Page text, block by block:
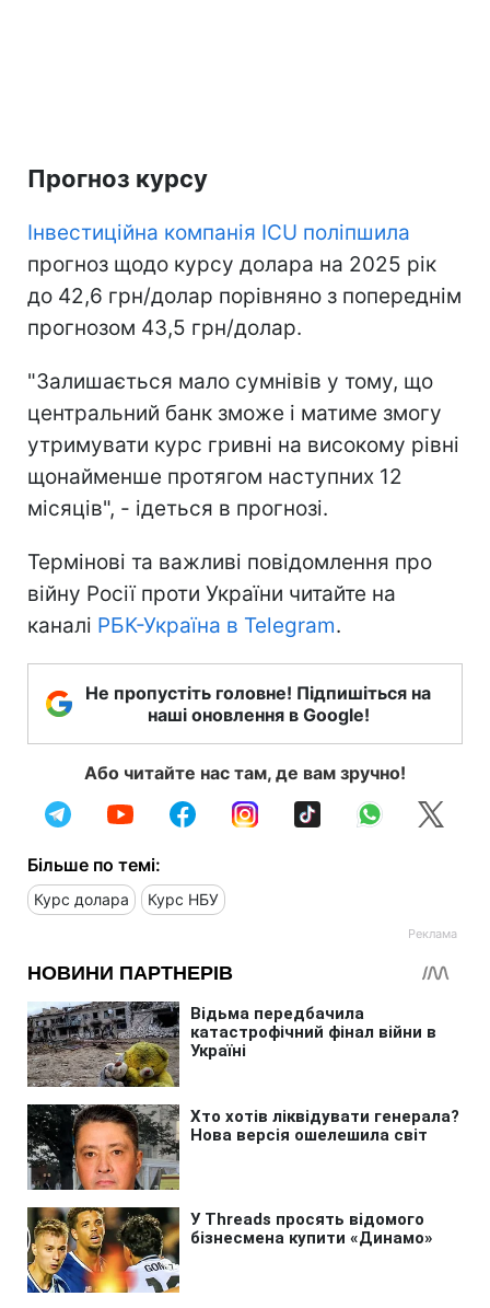
Прогноз курсу
Інвестиційна компанія ICU поліпшила
прогноз щодо курсу долара на 2025 рік
до 42,6 грн/долар порівняно з попереднім
прогнозом 43,5 грн/долар.
"Залишається мало сумнівів у тому, що
центральний банк зможе і матиме змогу
утримувати курс гривні на високому рівні
щонайменше протягом наступних 12
місяців", - ідеться в прогнозі.
Термінові та важливі повідомлення про
війну Росії проти України читайте на
каналі РБК-Україна в Telegram.
Не пропустіть головне! Підпишіться на
наші оновлення в Google!
Або читайте нас там, де вам зручно!
Більше по темі:
Курс долара Курс НБУ